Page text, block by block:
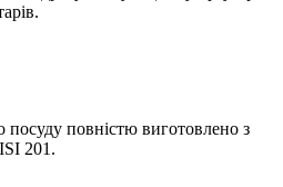
посуду повністю виготовлено з
201.